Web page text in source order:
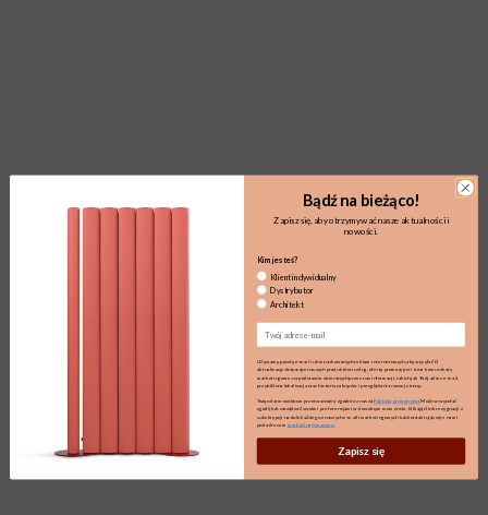
Bądź na bieżąco!
Zapisz się, aby otrzymywać nasze aktualności i
nowości.
Kim jesteś?
Klient indywidualny
Dystrybutor
Architekt
Email
Używamy poczty e-mail i ukierunkowanych reklam internetowych, aby wysyłać Ci
aktualizacje dotyczące naszych produktów i usług, oferty promocyjne i inne komunikaty
marketingowe, na podstawie zbieranych przez nas informacji, takich jak Twój adres e-mail,
przybliżona lokalizacja oraz historia zakupów i przeglądania naszej strony.
Twoje dane osobowe przetwarzamy zgodnie z nasząPolityką prywatności.Możesz wycofać
zgodę lub zarządzać swoimi preferencjami w dowolnym momencie, klikając link rezygnacji z
subskrypcji na dole każdego z naszych e-maili marketingowych lub kontaktując się z nami
pod adresem marketing@maro.eu
Zapisz się